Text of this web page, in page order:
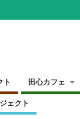
ト 田心カフェ
ェクト